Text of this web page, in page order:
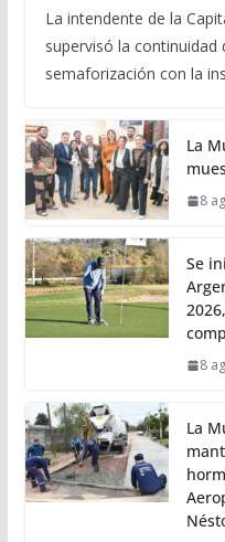
La intendente de la
supervisó la continuidad
semaforización con la
La
8
Se
8
La